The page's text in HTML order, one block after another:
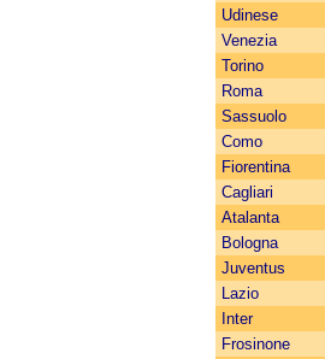
Udinese
Venezia
Torino
Roma
Sassuolo
Como
Fiorentina
Cagliari
Atalanta
Bologna
Juventus
Lazio
Inter
Frosinone